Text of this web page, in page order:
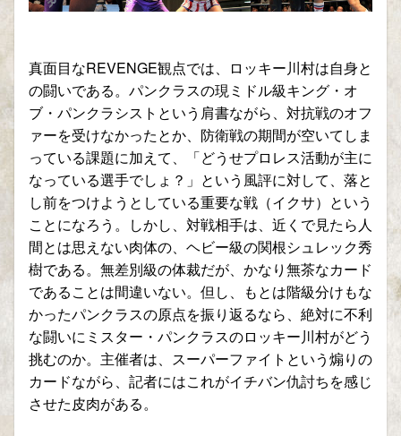
真面目なREVENGE観点では、ロッキー川村は自身と
の闘いである。パンクラスの現ミドル級キング・オ
ブ・パンクラシストという肩書ながら、対抗戦のオフ
ァーを受けなかったとか、防衛戦の期間が空いてしま
っている課題に加えて、「どうせプロレス活動が主に
なっている選手でしょ？」という風評に対して、落と
し前をつけようとしている重要な戦（イクサ）という
ことになろう。しかし、対戦相手は、近くで見たら人
間とは思えない肉体の、ヘビー級の関根シュレック秀
樹である。無差別級の体裁だが、かなり無茶なカード
であることは間違いない。但し、もとは階級分けもな
かったパンクラスの原点を振り返るなら、絶対に不利
な闘いにミスター・パンクラスのロッキー川村がどう
挑むのか。主催者は、スーパーファイトという煽りの
カードながら、記者にはこれがイチバン仇討ちを感じ
させた皮肉がある。